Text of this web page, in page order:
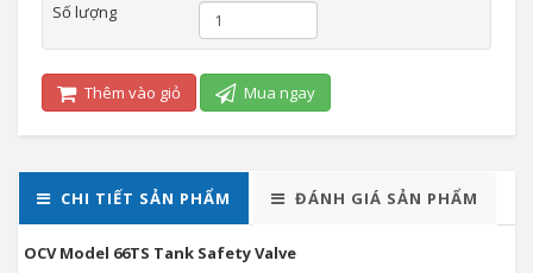
Số lượng
Thêm vào giỏ Mua ngay
CHI TIẾT SẢN PHẨM ĐÁNH GIÁ SẢN PHẨM
OCV Model 66TS Tank Safety Valve